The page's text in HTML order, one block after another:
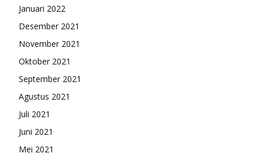
Januari 2022
Desember 2021
November 2021
Oktober 2021
September 2021
Agustus 2021
Juli 2021
Juni 2021
Mei 2021